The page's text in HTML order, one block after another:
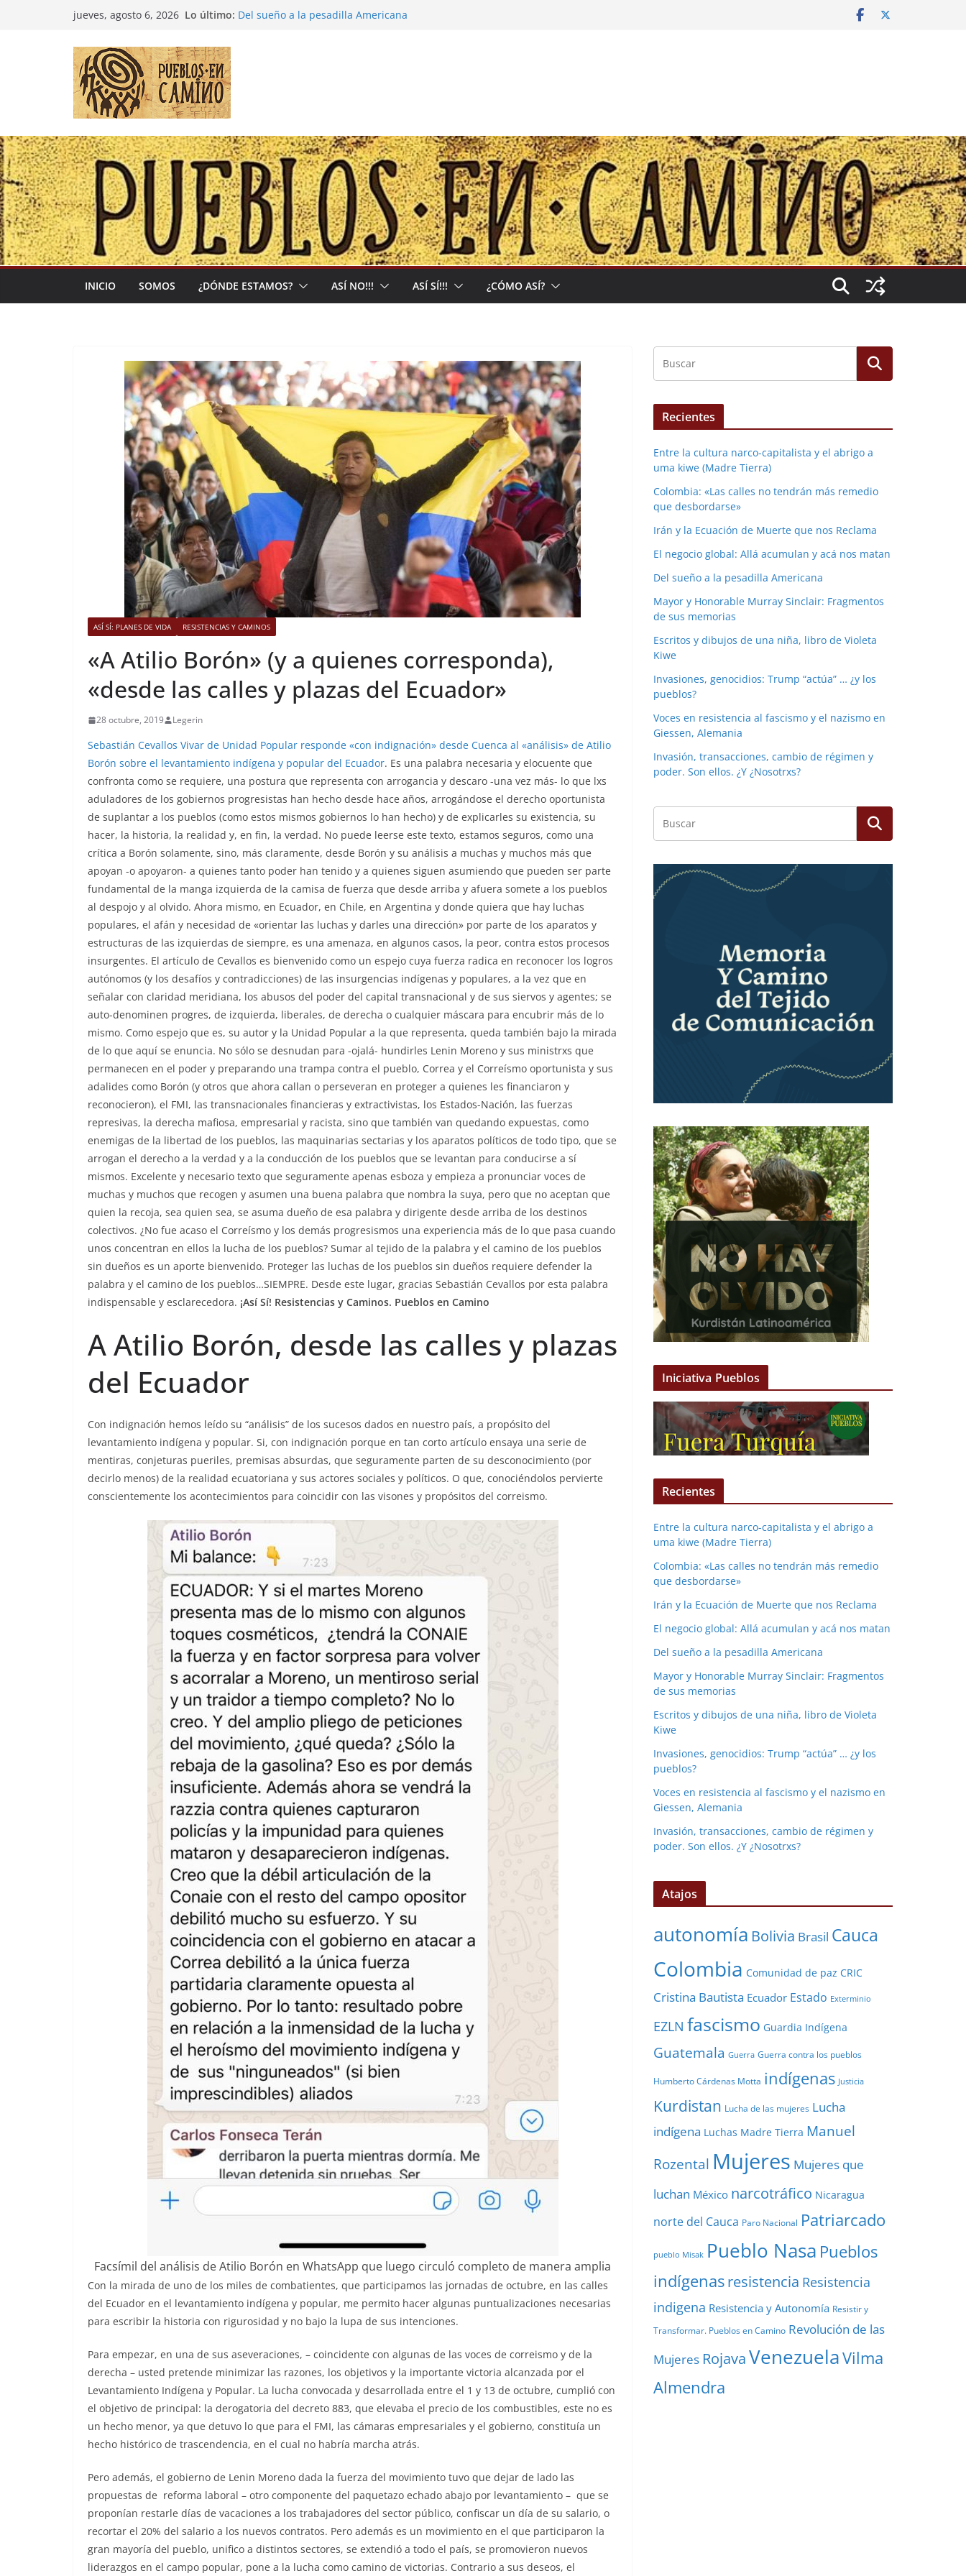
jueves, agosto 6, 2026 Lo último: Del sueño a la pesadilla Americana
INICIO SOMOS ¿DÓNDE ESTAMOS? ASÍ NO!!! ASÍ SÍ!!! ¿CÓMO ASÍ?
ASÍ SÍ: PLANES DE VIDA RESISTENCIAS Y CAMINOS
«A Atilio Borón» (y a quienes corresponda),
«desde las calles y plazas del Ecuador»
28 octubre, 2019 Legerin
Sebastián Cevallos Vivar de Unidad Popular responde «con indignación» desde Cuenca al «análisis» de Atilio
Borón sobre el levantamiento indígena y popular del Ecuador. Es una palabra necesaria y elocuente que
confronta como se requiere, una postura que representa con arrogancia y descaro -una vez más- lo que lxs
aduladores de los gobiernos progresistas han hecho desde hace años, arrogándose el derecho oportunista
de suplantar a los pueblos (como estos mismos gobiernos lo han hecho) y de explicarles su existencia, su
hacer, la historia, la realidad y, en fin, la verdad. No puede leerse este texto, estamos seguros, como una
crítica a Borón solamente, sino, más claramente, desde Borón y su análisis a muchas y muchos más que
apoyan -o apoyaron- a quienes tanto poder han tenido y a quienes siguen asumiendo que pueden ser parte
fundamental de la manga izquierda de la camisa de fuerza que desde arriba y afuera somete a los pueblos
al despojo y al olvido. Ahora mismo, en Ecuador, en Chile, en Argentina y donde quiera que hay luchas
populares, el afán y necesidad de «orientar las luchas y darles una dirección» por parte de los aparatos y
estructuras de las izquierdas de siempre, es una amenaza, en algunos casos, la peor, contra estos procesos
insurgentes. El artículo de Cevallos es bienvenido como un espejo cuya fuerza radica en reconocer los logros
autónomos (y los desafíos y contradicciones) de las insurgencias indígenas y populares, a la vez que en
señalar con claridad meridiana, los abusos del poder del capital transnacional y de sus siervos y agentes; se
auto-denominen progres, de izquierda, liberales, de derecha o cualquier máscara para encubrir más de lo
mismo. Como espejo que es, su autor y la Unidad Popular a la que representa, queda también bajo la mirada
de lo que aquí se enuncia. No sólo se desnudan para -ojalá- hundirles Lenin Moreno y sus ministrxs que
permanecen en el poder y preparando una trampa contra el pueblo, Correa y el Correísmo oportunista y sus
adalides como Borón (y otros que ahora callan o perseveran en proteger a quienes les financiaron y
reconocieron), el FMI, las transnacionales financieras y extractivistas, los Estados-Nación, las fuerzas
represivas, la derecha mafiosa, empresarial y racista, sino que también van quedando expuestas, como
enemigas de la libertad de los pueblos, las maquinarias sectarias y los aparatos políticos de todo tipo, que se
arrogan el derecho a la verdad y a la conducción de los pueblos que se levantan para conducirse a sí
mismos. Excelente y necesario texto que seguramente apenas esboza y empieza a pronunciar voces de
muchas y muchos que recogen y asumen una buena palabra que nombra la suya, pero que no aceptan que
quien la recoja, sea quien sea, se asuma dueño de esa palabra y dirigente desde arriba de los destinos
colectivos. ¿No fue acaso el Correísmo y los demás progresismos una experiencia más de lo que pasa cuando
unos concentran en ellos la lucha de los pueblos? Sumar al tejido de la palabra y el camino de los pueblos
sin dueños es un aporte bienvenido. Proteger las luchas de los pueblos sin dueños requiere defender la
palabra y el camino de los pueblos…SIEMPRE. Desde este lugar, gracias Sebastián Cevallos por esta palabra
indispensable y esclarecedora. ¡Así Sí! Resistencias y Caminos. Pueblos en Camino
A Atilio Borón, desde las calles y plazas
del Ecuador
Con indignación hemos leído su “análisis” de los sucesos dados en nuestro país, a propósito del
levantamiento indígena y popular. Si, con indignación porque en tan corto artículo ensaya una serie de
mentiras, conjeturas pueriles, premisas absurdas, que seguramente parten de su desconocimiento (por
decirlo menos) de la realidad ecuatoriana y sus actores sociales y políticos. O que, conociéndolos pervierte
conscientemente los acontecimientos para coincidir con las visones y propósitos del correismo.
Facsímil del análisis de Atilio Borón en WhatsApp que luego circuló completo de manera amplia
Con la mirada de uno de los miles de combatientes, que participamos las jornadas de octubre, en las calles
del Ecuador en el levantamiento indígena y popular, me permito hacer algunas puntualizaciones necesarias
para escribir la historia con rigurosidad y no bajo la lupa de sus intenciones.
Para empezar, en una de sus aseveraciones, – coincidente con algunas de las voces de correismo y de la
derecha – usted pretende minimizar las razones, los objetivos y la importante victoria alcanzada por el
Levantamiento Indígena y Popular. La lucha convocada y desarrollada entre el 1 y 13 de octubre, cumplió con
el objetivo de principal: la derogatoria del decreto 883, que elevaba el precio de los combustibles, este no es
un hecho menor, ya que detuvo lo que para el FMI, las cámaras empresariales y el gobierno, constituía un
hecho histórico de trascendencia, en el cual no habría marcha atrás.
Pero además, el gobierno de Lenin Moreno dada la fuerza del movimiento tuvo que dejar de lado las
propuestas de reforma laboral – otro componente del paquetazo echado abajo por levantamiento – que se
proponían restarle días de vacaciones a los trabajadores del sector público, confiscar un día de su salario, o
recortar el 20% del salario a los nuevos contratos. Pero además es un movimiento en el que participaron la
gran mayoría del pueblo, unifico a distintos sectores, se extendió a todo el país, se promovieron nuevos
liderazgos en el campo popular, pone a la lucha como camino de victorias. Contrario a sus deseos, el
Recientes
Entre la cultura narco-capitalista y el abrigo a
uma kiwe (Madre Tierra)
Colombia: «Las calles no tendrán más remedio
que desbordarse»
Irán y la Ecuación de Muerte que nos Reclama
El negocio global: Allá acumulan y acá nos matan
Del sueño a la pesadilla Americana
Mayor y Honorable Murray Sinclair: Fragmentos
de sus memorias
Escritos y dibujos de una niña, libro de Violeta
Kiwe
Invasiones, genocidios: Trump “actúa” … ¿y los
pueblos?
Voces en resistencia al fascismo y el nazismo en
Giessen, Alemania
Invasión, transacciones, cambio de régimen y
poder. Son ellos. ¿Y ¿Nosotrxs?
Iniciativa Pueblos
Recientes
Entre la cultura narco-capitalista y el abrigo a
uma kiwe (Madre Tierra)
Colombia: «Las calles no tendrán más remedio
que desbordarse»
Irán y la Ecuación de Muerte que nos Reclama
El negocio global: Allá acumulan y acá nos matan
Del sueño a la pesadilla Americana
Mayor y Honorable Murray Sinclair: Fragmentos
de sus memorias
Escritos y dibujos de una niña, libro de Violeta
Kiwe
Invasiones, genocidios: Trump “actúa” … ¿y los
pueblos?
Voces en resistencia al fascismo y el nazismo en
Giessen, Alemania
Invasión, transacciones, cambio de régimen y
poder. Son ellos. ¿Y ¿Nosotrxs?
Atajos
autonomía Bolivia Brasil Cauca
Colombia Comunidad de paz CRIC
Cristina Bautista Ecuador Estado Exterminio
EZLN fascismo Guardia Indígena
Guatemala Guerra Guerra contra los pueblos
Humberto Cárdenas Motta indígenas Justicia
Kurdistan Lucha de las mujeres Lucha
indígena Luchas Madre Tierra Manuel
Rozental Mujeres Mujeres que
luchan México narcotráfico Nicaragua
norte del Cauca Paro Nacional Patriarcado
pueblo Misak Pueblo Nasa Pueblos
indígenasresistencia Resistencia
indigena Resistencia y Autonomía Resistir y
Transformar. Pueblos en Camino Revolución de las
Mujeres RojavaVenezuelaVilma
Almendra